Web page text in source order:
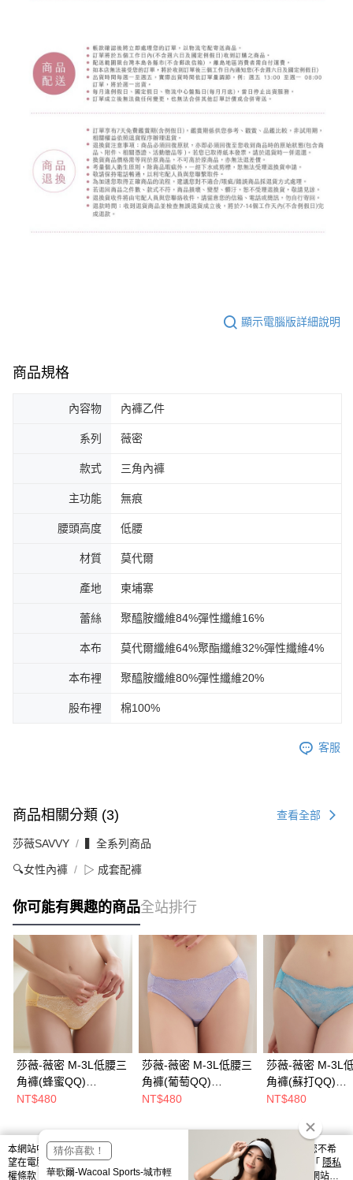
顯示電腦版詳細說明
商品規格
內容物 內褲乙件
系列 薇密
款式 三角內褲
主功能 無痕
腰頭高度 低腰
材質 莫代爾
產地 柬埔寨
蕾絲 聚醯胺纖維84%彈性纖維16%
本布 莫代爾纖維64%聚酯纖維32%彈性纖維4%
本布裡 聚醯胺纖維80%彈性纖維20%
股布裡 棉100%
客服
商品相關分類 (3) 查看全部
莎薇SAVVY ▍全系列商品
🔍女性內褲 ▷ 成套配褲
你可能有興趣的商品全站排行
莎薇-薇密 M-3L低腰三
角褲(蜂蜜QQ)
AS2586YE
NT$480
莎薇-薇密 M-3L低腰三
角褲(葡萄QQ)
AS25861V
NT$480
莎薇-薇密 M-3L
角褲(蘇打QQ)
AS2586NW
NT$480
熱門標籤
本網站中使用 cookie，欲查詢有關本網站使用 cookie 方式之詳情，及若您不希
望在電腦上使用 cookie 時應如何變更電腦的 cookie 設定，請參閱本網站「 隱私
權條款
」之 Cookie 聲明。您繼續使用本網站即表示您同意本公司得按本網站使